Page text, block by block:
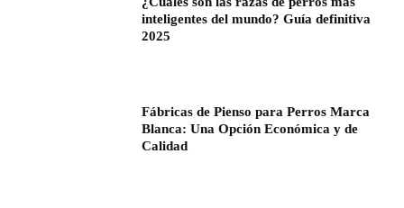
inteligentes del mundo? Guía definitiva
2025
Fábricas de Pienso para Perros Marca
Blanca: Una Opción Económica y de
Calidad